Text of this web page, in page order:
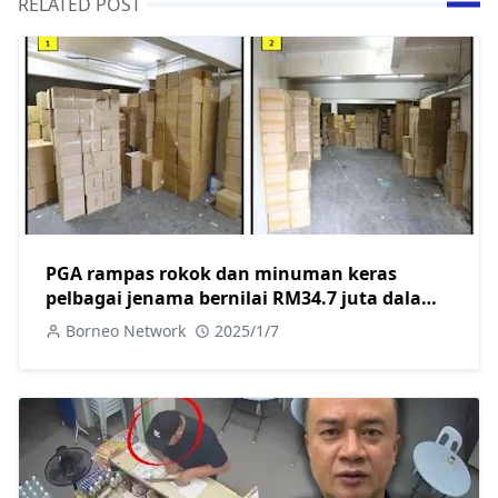
PGA rampas rokok dan minuman keras
pelbagai jenama bernilai RM34.7 juta dalam
dua serbuan berasingan di Kuching
Borneo Network 2025/1/7